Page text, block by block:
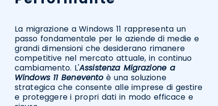
La migrazione a Windows 11 rappresenta un
passo fondamentale per le aziende di medie e
grandi dimensioni che desiderano rimanere
competitive nel mercato attuale, in continuo
cambiamento. L'Assistenza Migrazione a
Windows 11 Beneventoè una soluzione
strategica che consente alle imprese di gestire
e proteggere i propri dati in modo efficace e